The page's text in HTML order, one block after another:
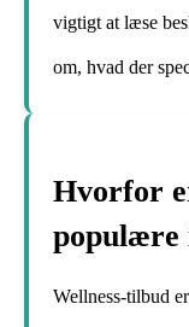
vigtigt at læse
om, hvad der
Hvorfor
populære
Wellness-tilbud